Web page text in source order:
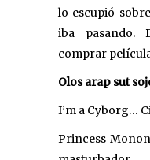
lo escupió
iba pasando.
comprar
Olos arap sut
I’m a Cyborg…
Princess